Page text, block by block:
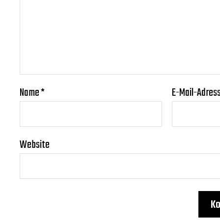
Name* E-Mail-
Website